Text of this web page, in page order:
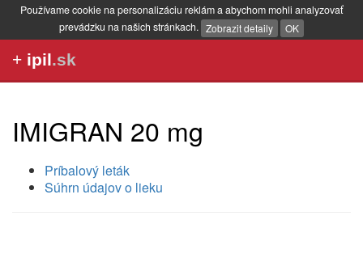
Používame cookie na personalizáciu reklám a abychom mohli analyzovať
prevádzku na našich stránkach. Zobrazit detaily OK
+ ipil.sk
IMIGRAN 20 mg
Príbalový leták
Súhrn údajov o lieku